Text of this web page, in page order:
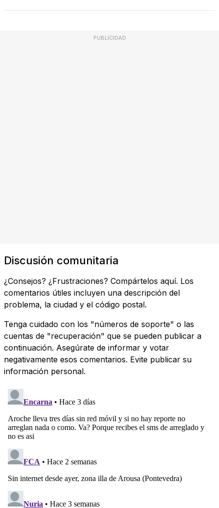
PUBLICIDAD
Discusión comunitaria
¿Consejos? ¿Frustraciones? Compártelos aquí. Los
comentarios útiles incluyen una descripción del
problema, la ciudad y el código postal.
Tenga cuidado con los "números de soporte" o las
cuentas de "recuperación" que se pueden publicar a
continuación. Asegúrate de informar y votar
negativamente esos comentarios. Evite publicar su
información personal.